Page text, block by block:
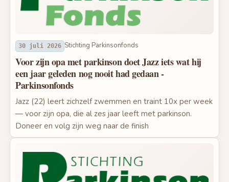
30 juli 2026 Stichting Parkinsonfonds
Voor zijn opa met parkinson doet Jazz iets wat hij
een jaar geleden nog nooit had gedaan -
Parkinsonfonds
Jazz (22) leert zichzelf zwemmen en traint 10x per week
— voor zijn opa, die al zes jaar leeft met parkinson.
Doneer en volg zijn weg naar de finish